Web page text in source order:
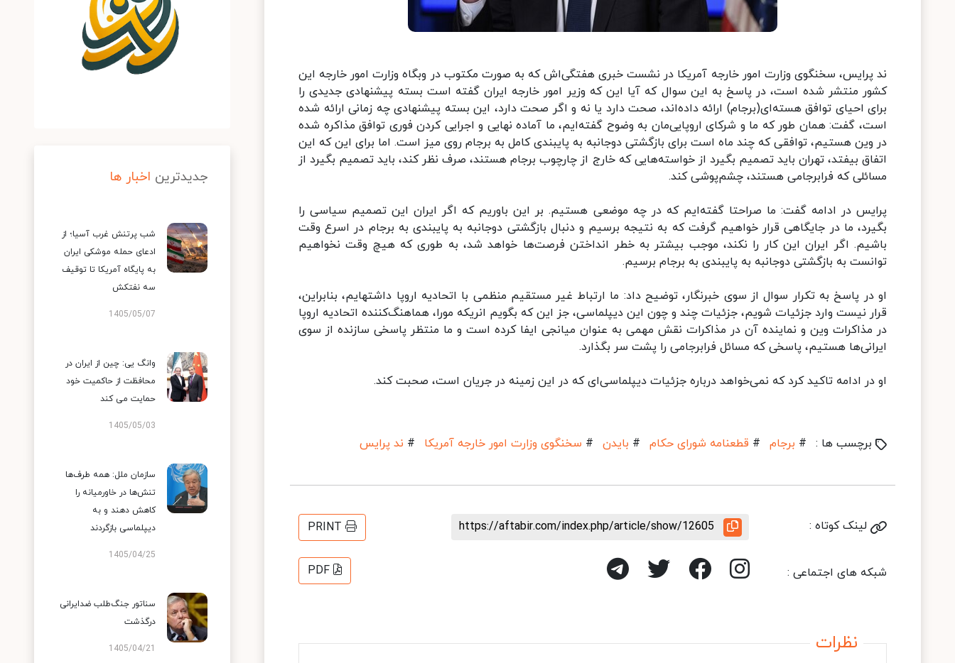
ند پرایس، سخنگوی وزارت امور خارجه آمریکا در نشست خبری هفتگی‌اش که به صورت مکتوب در وبگاه وزارت امور خارجه این
کشور منتشر شده است، در پاسخ به این سوال که آیا این که وزیر امور خارجه ایران گفته است بسته پیشنهادی جدیدی را
برای احیای توافق هسته‌ای(برجام) ارائه داده‌اند، صحت دارد یا نه و اگر صحت دارد، این بسته پیشنهادی چه زمانی ارائه شده
است، گفت: همان طور که ما و شرکای اروپایی‌مان به وضوح گفته‌ایم، ما آماده نهایی و اجرایی کردن فوری توافق مذاکره شده
در وین هستیم، توافقی که چند ماه است برای بازگشتی دوجانبه به پایبندی کامل به برجام روی میز است. اما برای این که این
اتفاق بیفتد، تهران باید تصمیم بگیرد از خواسته‌هایی که خارج از چارچوب برجام هستند، صرف نظر کند، باید تصمیم بگیرد از
مسائلی که فرابرجامی هستند، چشم‌پوشی کند.
پرایس در ادامه گفت: ما صراحتا گفته‌ایم که در چه موضعی هستیم. بر این باوریم که اگر ایران این تصمیم سیاسی را
بگیرد، ما در جایگاهی قرار خواهیم گرفت که به نتیجه برسیم و دنبال بازگشتی دوجانبه به پایبندی به برجام در اسرع وقت
باشیم. اگر ایران این کار را نکند، موجب بیشتر به خطر انداختن فرصت‌ها خواهد شد، به طوری که هیچ وقت نخواهیم
توانست به بازگشتی دوجانبه به پایبندی به برجام برسیم.
او در پاسخ به تکرار سوال از سوی خبرنگار، توضیح داد: ما ارتباط غیر مستقیم منظمی با اتحادیه اروپا داشته‎ایم، بنابراین،
قرار نیست وارد جزئیات شویم، جزئیات چند و چون این دیپلماسی، جز این که بگویم انریکه مورا، هماهنگ‌کننده اتحادیه اروپا
در مذاکرات وین و نماینده آن در مذاکرات نقش مهمی به عنوان میانجی ایفا کرده است و ما منتظر پاسخی سازنده از سوی
ایرانی‌ها هستیم، پاسخی که مسائل فرابرجامی را پشت سر بگذارد.
او در ادامه تاکید کرد که نمی‌خواهد درباره جزئیات دیپلماسی‌ای که در این زمینه در جریان است، صحبت کند.
برچسب ها : # برجام # قطعنامه شورای حکام # بایدن # سخنگوی وزارت امور خارجه آمریکا # ند پرایس
لینک کوتاه : https://aftabir.com/index.php/article/show/12605
PRINT
شبکه های اجتماعی : PDF
نظرات
جدیدترین اخبار ها
شب پرتنش غرب آسیا؛ از
ادعای حمله موشکی ایران
به پایگاه آمریکا تا توقیف
سه نفتکش
1405/05/07
وانگ یی: چین از ایران در
محافظت از حاکمیت خود
حمایت می کند
1405/05/03
سازمان ملل: همه طرف‌ها
تنش‌ها در خاورمیانه را
کاهش دهند و به
دیپلماسی بازگردند
1405/04/25
سناتور جنگ‌طلب ضدایرانی
درگذشت
1405/04/21